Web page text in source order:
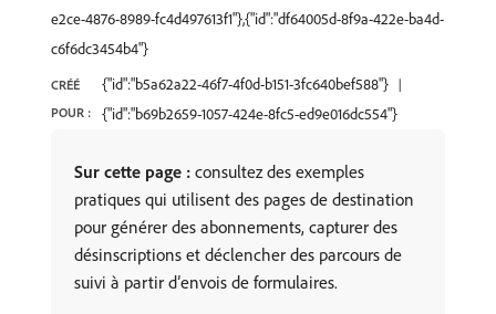
e2ce-4876-8989-fc4d497613f1"},{"id":"df64005d-8f9a-422e-ba4d-
c6f6dc3454b4"}
CRÉÉ
POUR :
{"id":"b5a62a22-46f7-4f0d-b151-3fc640bef588"}
{"id":"b69b2659-1057-424e-8fc5-ed9e016dc554"}
Sur cette page : consultez des exemples
pratiques qui utilisent des pages de destination
pour générer des abonnements, capturer des
désinscriptions et déclencher des parcours de
suivi à partir d’envois de formulaires.